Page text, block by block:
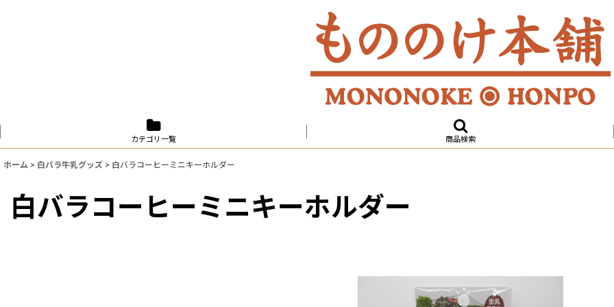
カテゴリ一覧 商品検索
ホーム > 白バラ牛乳グッズ > 白バラコーヒーミニキーホルダー
白バラコーヒーミニキーホルダー